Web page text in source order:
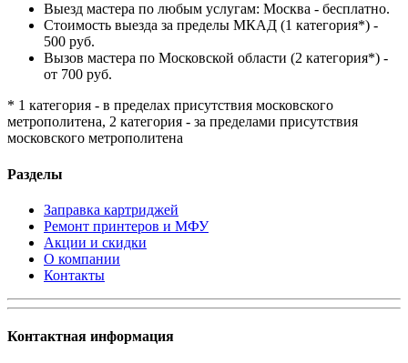
Выезд мастера по любым услугам: Москва - бесплатно.
Стоимость выезда за пределы МКАД (1 категория*) -
500 руб.
Вызов мастера по Московской области (2 категория*) -
от 700 руб.
* 1 категория - в пределах присутствия московского
метрополитена, 2 категория - за пределами присутствия
московского метрополитена
Разделы
Заправка картриджей
Ремонт принтеров и МФУ
Акции и скидки
О компании
Контакты
Контактная информация